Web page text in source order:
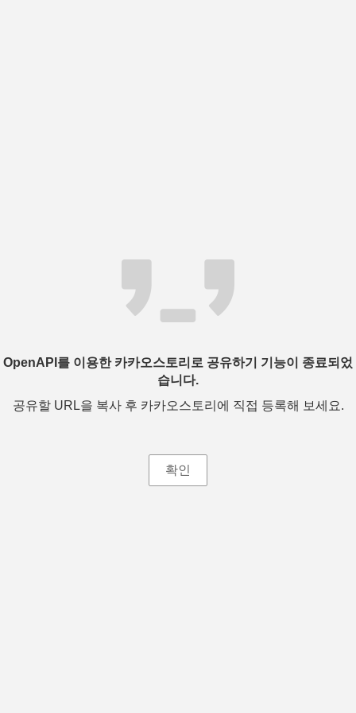
OpenAPI를 이용한 카카오스토리로 공유하기 기능이 종료되었
습니다.
공유할 URL을 복사 후 카카오스토리에 직접 등록해 보세요.
확인